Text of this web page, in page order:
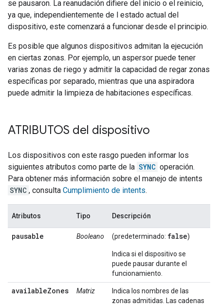
se pausaron. La reanudación difiere del inicio o el reinicio,
ya que, independientemente de l estado actual del
dispositivo, este comenzará a funcionar desde el principio.
Es posible que algunos dispositivos admitan la ejecución
en ciertas zonas. Por ejemplo, un aspersor puede tener
varias zonas de riego y admitir la capacidad de regar zonas
específicas por separado, mientras que una aspiradora
puede admitir la limpieza de habitaciones específicas.
ATRIBUTOS del dispositivo
Los dispositivos con este rasgo pueden informar los
siguientes atributos como parte de la SYNC operación.
Para obtener más información sobre el manejo de intents
SYNC , consulta Cumplimiento de intents.
Atributos Tipo Descripción
pausable Booleano (predeterminado: false)
Indica si el dispositivo se
puede pausar durante el
funcionamiento.
availableZones Matriz
Indica los nombres de las
zonas admitidas. Las cadenas